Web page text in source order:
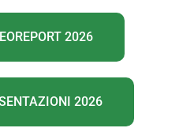
2026
2026